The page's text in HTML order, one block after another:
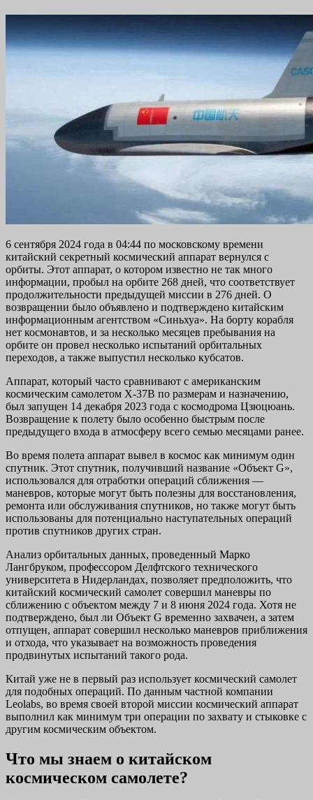
6 сентября 2024 года в 04:44 по московскому времени
китайский секретный космический аппарат вернулся с
орбиты. Этот аппарат, о котором известно не так много
информации, пробыл на орбите 268 дней, что соответствует
продолжительности предыдущей миссии в 276 дней. О
возвращении было объявлено и подтверждено китайским
информационным агентством «Синьхуа». На борту корабля
нет космонавтов, и за несколько месяцев пребывания на
орбите он провел несколько испытаний орбитальных
переходов, а также выпустил несколько кубсатов.
Аппарат, который часто сравнивают с американским
космическим самолетом X-37B по размерам и назначению,
был запущен 14 декабря 2023 года с космодрома Цзюцюань.
Возвращение к полету было особенно быстрым после
предыдущего входа в атмосферу всего семью месяцами ранее.
Во время полета аппарат вывел в космос как минимум один
спутник. Этот спутник, получивший название «Объект G»,
использовался для отработки операций сближения —
маневров, которые могут быть полезны для восстановления,
ремонта или обслуживания спутников, но также могут быть
использованы для потенциально наступательных операций
против спутников других стран.
Анализ орбитальных данных, проведенный Марко
Лангбруком, профессором Делфтского технического
университета в Нидерландах, позволяет предположить, что
китайский космический самолет совершил маневры по
сближению с объектом между 7 и 8 июня 2024 года. Хотя не
подтверждено, был ли Объект G временно захвачен, а затем
отпущен, аппарат совершил несколько маневров приближения
и отхода, что указывает на возможность проведения
продвинутых испытаний такого рода.
Китай уже не в первый раз использует космический самолет
для подобных операций. По данным частной компании
Leolabs, во время своей второй миссии космический аппарат
выполнил как минимум три операции по захвату и стыковке с
другим космическим объектом.
Что мы знаем о китайском
космическом самолете?